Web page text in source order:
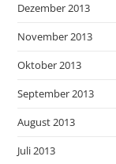
Dezember 2013
November 2013
Oktober 2013
September 2013
August 2013
Juli 2013